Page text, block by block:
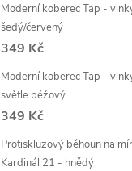
Moderní koberec Tap -
šedý/červený
349 Kč
Moderní koberec Tap -
světle béžový
349 Kč
Protiskluzový běhoun na
Kardinál 21 - hnědý